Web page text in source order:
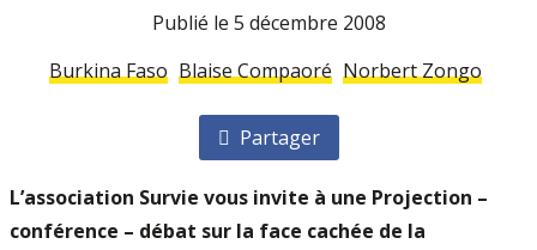
Publié le 5 décembre 2008
Burkina Faso Blaise Compaoré Norbert Zongo
Partager
L’association Survie vous invite à une Projection –
conférence – débat sur la face cachée de la